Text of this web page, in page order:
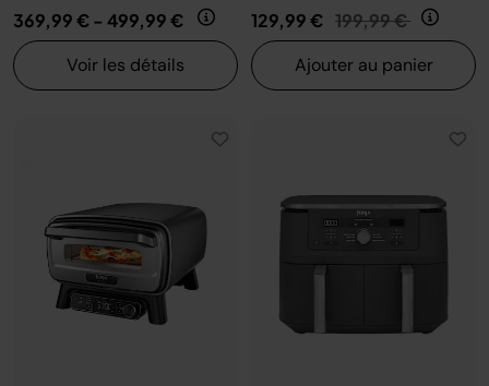
369,99 €- 499,99 €
Voir les détails
129,99 € Prix réduit de
199,99 € au
Ajouter au panier